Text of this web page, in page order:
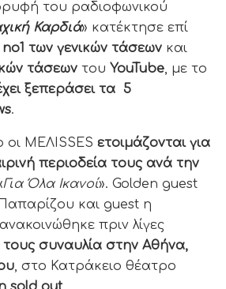
του ραδιοφωνικού
Καρδιά» κατέκτησε επί
no1 των γενικών τάσεων και
τάσεων του YouTube, με το
ξεπεράσει τα 5
.
MEΛΙSSES ετοιμάζονται για
περιοδεία τους ανά την
Για Όλα Ικανοί». Golden guest
και guest η
πριν λίγες
τους συναυλία στην Αθήνα,
, στο Κατράκειο θέατρο